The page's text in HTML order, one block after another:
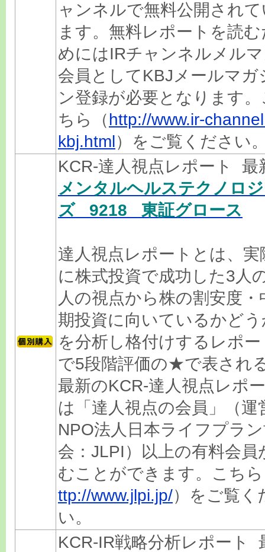
ャンネルで無料公開され
ます。無料レポートを読む
めにはIRチャンネルメル
会員としてKBJメールマガ
ン登録が必要となります。
ちら（http://www.ir-
kbj.html）をご覧ください
KCR-達人視点レポート
メンタルヘルステクノロ
ズ 9218 東証グロース
達人視点レポートとは、実
に株式投資で成功した3人
人の視点から株の割安度・
期投資に向いているかど
を分析し格付けするレポー
で5段階評価の★で表され
最新のKCR-達人視点レポ
は「達人視点の会員」（運
NPO法人日本ライフプラ
会：JLPI）以上の有料会員
むことができます。こち
ttp://www.jlpi.jp/）をご覧く
い。
KCR-IR戦略分析レポート